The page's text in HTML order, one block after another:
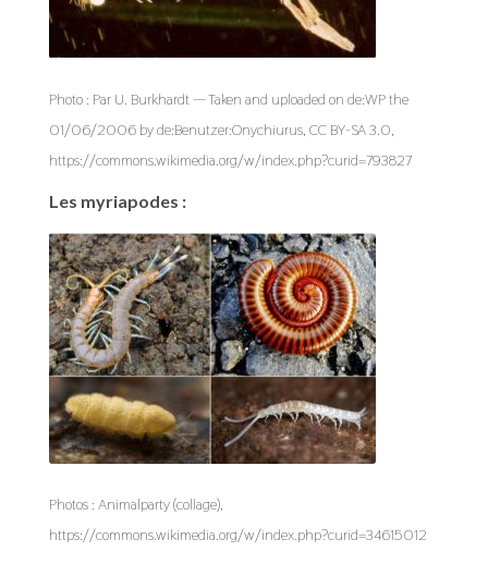
Photo : Par U. Burkhardt — Taken and uploaded on de:WP the
01/06/2006 by de:Benutzer:Onychiurus, CC BY-SA 3.0,
https://commons.wikimedia.org/w/index.php?curid=793827
Les myriapodes :
Photos : Animalparty (collage),
https://commons.wikimedia.org/w/index.php?curid=34615012